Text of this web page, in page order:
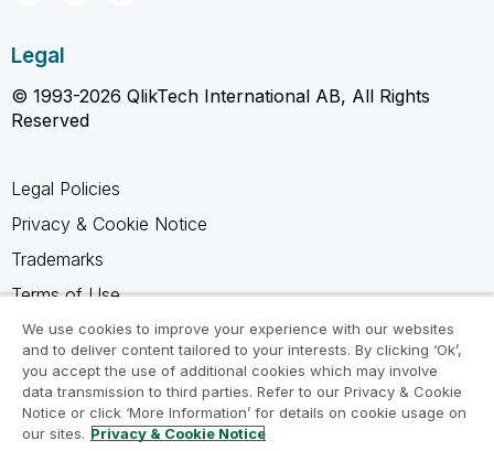
Legal
© 1993-2026 QlikTech International AB, All Rights
Reserved
Legal Policies
Privacy & Cookie Notice
Trademarks
Terms of Use
Legal Agreements
Product Terms
Do not share my info
We use cookies to improve your experience with our websites
and to deliver content tailored to your interests. By clicking ‘Ok’,
you accept the use of additional cookies which may involve
data transmission to third parties. Refer to our Privacy & Cookie
Notice or click ‘More Information’ for details on cookie usage on
our sites. Privacy & Cookie Notice